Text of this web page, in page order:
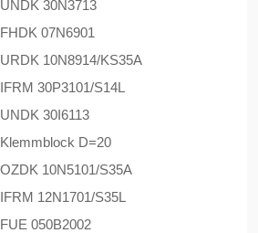
30N3713
07N6901
10N8914/KS35A
30P3101/S14L
30I6113
D=20
10N5101/S35A
12N1701/S35L
050B2002